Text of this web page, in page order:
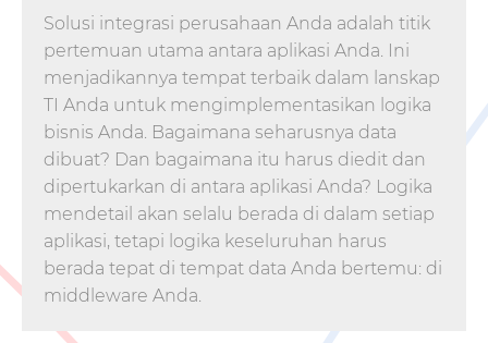
Solusi integrasi perusahaan Anda adalah titik
pertemuan utama antara aplikasi Anda. Ini
menjadikannya tempat terbaik dalam lanskap
TI Anda untuk mengimplementasikan logika
bisnis Anda. Bagaimana seharusnya data
dibuat? Dan bagaimana itu harus diedit dan
dipertukarkan di antara aplikasi Anda? Logika
mendetail akan selalu berada di dalam setiap
aplikasi, tetapi logika keseluruhan harus
berada tepat di tempat data Anda bertemu: di
middleware Anda.